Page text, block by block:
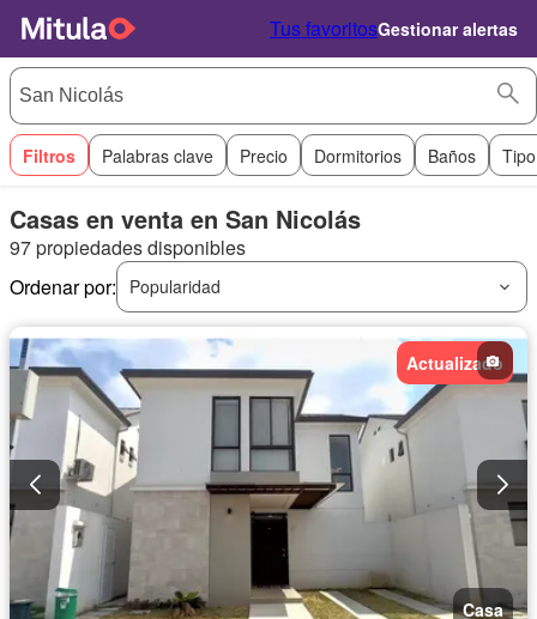
Tus favoritosGestionar alertas
Filtros Palabras clave Precio Dormitorios Baños
Casas en venta en San Nicolás
97 propiedades disponibles
Ordenar por:
Popularidad
Actualizado
Casa